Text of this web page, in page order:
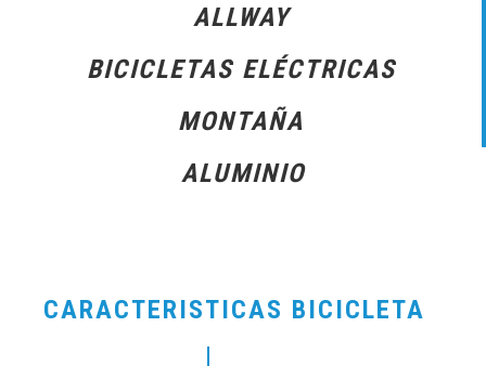
ALLWAY
BICICLETAS ELÉCTRICAS
MONTAÑA
ALUMINIO
CARACTERISTICAS BICICLETA